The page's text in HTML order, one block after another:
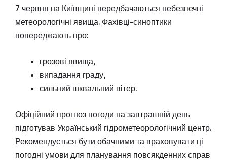
7 червня на Київщині передбачаються небезпечні
метеорологічні явища. Фахівці-синоптики
попереджають про:
грозові явища,
випадання граду,
сильний шквальний вітер.
Офіційний прогноз погоди на завтрашній день
підготував Український гідрометеорологічний центр.
Рекомендується бути обачними та враховувати ці
погодні умови для планування повсякденних справ